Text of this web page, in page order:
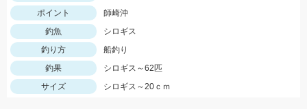
ポイント
師崎沖
釣魚
シロギス
釣り方
船釣り
釣果
シロギス～62匹
サイズ
シロギス～20ｃｍ